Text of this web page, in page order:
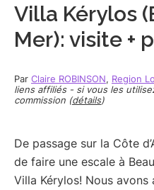
Villa Kérylos
Mer): visite +
Par Claire ROBINSON, Region
liens affiliés - si vous les
commission (détails)
De passage sur la Côte
de faire une escale à
Villa Kérylos! Nous